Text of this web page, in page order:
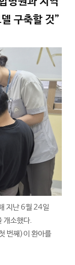
구축할 것”
지난 6월 24일
개소했다.
번째)이 환아를